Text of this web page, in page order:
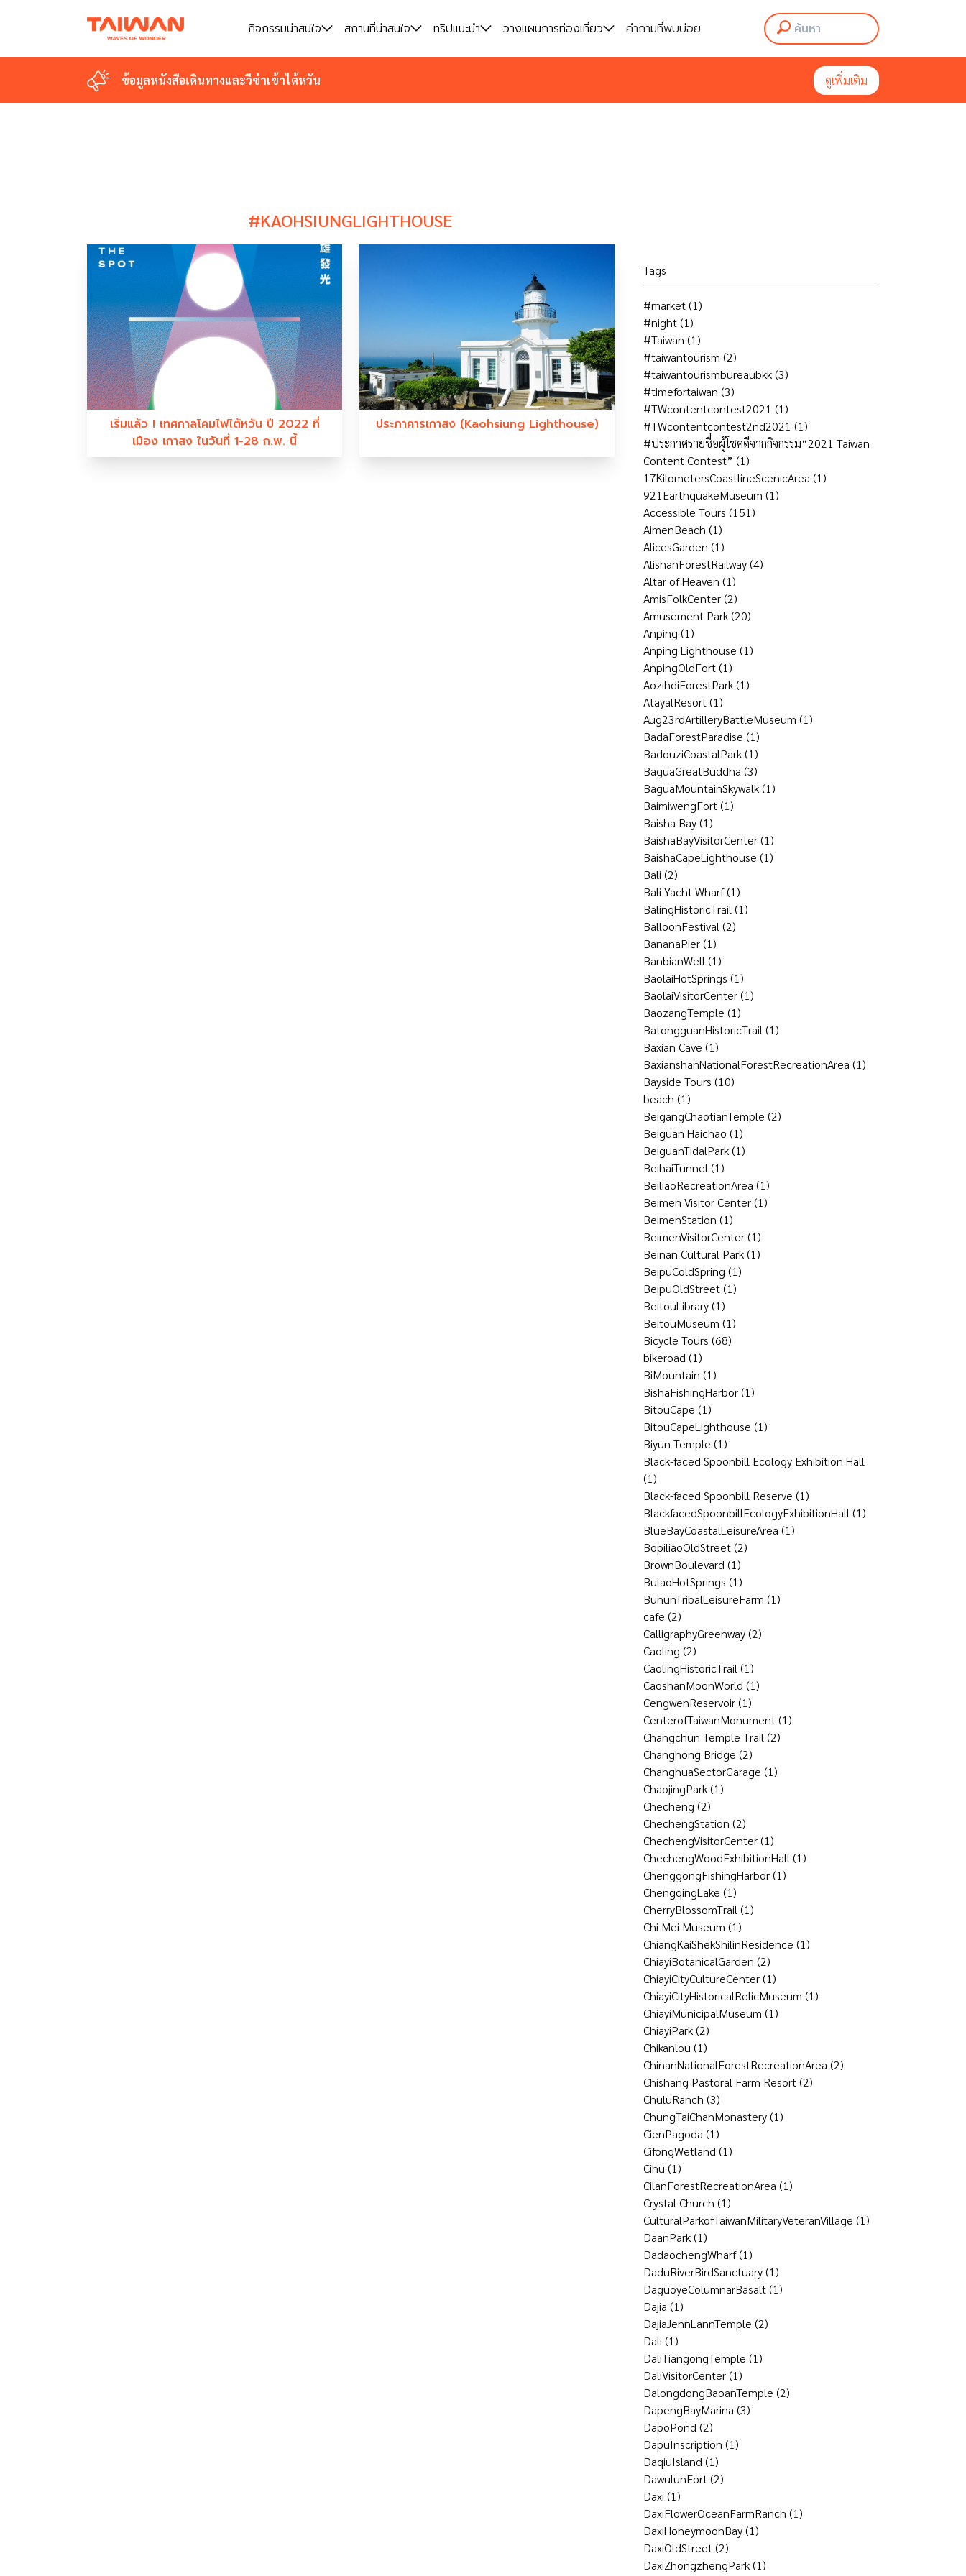
กิจกรรมน่าสนใจ สถานที่น่าสนใจ ทริปแนะนำ วางแผนการท่องเที่ยว คำถามที่พบบ่อย
ข้อมูลหนังสือเดินทางและวีซ่าเข้าไต้หวัน ดูเพิ่มเติม
กิจกรรมน่าสนใจ สถานที่น่าสนใจ ทริปแนะนำ วางแผนการท่องเที่ยว คำถามที่พบบ่อย
ข้อมูลหนังสือเดินทางและวีซ่าเข้าไต้หวัน ดูเพิ่มเติม
#KAOHSIUNGLIGHTHOUSE
เริ่มแล้ว ! เทศกาลโคมไฟไต้หวัน ปี 2022 ที่
เมือง เกาสง ในวันที่ 1-28 ก.พ. นี้
ประภาคารเกาสง (Kaohsiung Lighthouse)
Tags
#market(1)
#night(1)
#Taiwan (1)
#taiwantourism (2)
#taiwantourismbureaubkk(3)
#timefortaiwan (3)
#TWcontentcontest2021 (1)
#TWcontentcontest2nd2021 (1)
#ประกาศรายชื่อผู้โชคดีจากกิจกรรม“2021 Taiwan
Content Contest” (1)
17KilometersCoastlineScenicArea (1)
921EarthquakeMuseum (1)
Accessible Tours (151)
AimenBeach (1)
AlicesGarden (1)
AlishanForestRailway(4)
Altar of Heaven (1)
AmisFolkCenter(2)
Amusement Park(20)
Anping (1)
Anping Lighthouse (1)
AnpingOldFort(1)
AozihdiForestPark(1)
AtayalResort(1)
Aug23rdArtilleryBattleMuseum (1)
BadaForestParadise (1)
BadouziCoastalPark(1)
BaguaGreatBuddha (3)
BaguaMountainSkywalk(1)
BaimiwengFort(1)
Baisha Bay(1)
BaishaBayVisitorCenter(1)
BaishaCapeLighthouse (1)
Bali (2)
Bali Yacht Wharf(1)
BalingHistoricTrail (1)
BalloonFestival (2)
BananaPier(1)
BanbianWell (1)
BaolaiHotSprings (1)
BaolaiVisitorCenter(1)
BaozangTemple (1)
BatongguanHistoricTrail (1)
Baxian Cave (1)
BaxianshanNationalForestRecreationArea (1)
Bayside Tours (10)
beach (1)
BeigangChaotianTemple (2)
Beiguan Haichao (1)
BeiguanTidalPark(1)
BeihaiTunnel (1)
BeiliaoRecreationArea (1)
Beimen Visitor Center(1)
BeimenStation (1)
BeimenVisitorCenter(1)
Beinan Cultural Park(1)
BeipuColdSpring (1)
BeipuOldStreet(1)
BeitouLibrary(1)
BeitouMuseum (1)
Bicycle Tours (68)
bikeroad (1)
BiMountain (1)
BishaFishingHarbor(1)
BitouCape (1)
BitouCapeLighthouse (1)
Biyun Temple (1)
Black-faced Spoonbill Ecology Exhibition Hall
(1)
Black-faced Spoonbill Reserve (1)
BlackfacedSpoonbillEcologyExhibitionHall (1)
BlueBayCoastalLeisureArea (1)
BopiliaoOldStreet(2)
BrownBoulevard (1)
BulaoHotSprings (1)
BununTribalLeisureFarm (1)
cafe (2)
CalligraphyGreenway(2)
Caoling (2)
CaolingHistoricTrail (1)
CaoshanMoonWorld (1)
CengwenReservoir(1)
CenterofTaiwanMonument(1)
Changchun Temple Trail (2)
Changhong Bridge (2)
ChanghuaSectorGarage (1)
ChaojingPark(1)
Checheng (2)
ChechengStation (2)
ChechengVisitorCenter(1)
ChechengWoodExhibitionHall (1)
ChenggongFishingHarbor(1)
ChengqingLake (1)
CherryBlossomTrail (1)
Chi Mei Museum (1)
ChiangKaiShekShilinResidence (1)
ChiayiBotanicalGarden (2)
ChiayiCityCultureCenter(1)
ChiayiCityHistoricalRelicMuseum (1)
ChiayiMunicipalMuseum (1)
ChiayiPark(2)
Chikanlou (1)
ChinanNationalForestRecreationArea (2)
Chishang Pastoral Farm Resort(2)
ChuluRanch (3)
ChungTaiChanMonastery(1)
CienPagoda (1)
CifongWetland (1)
Cihu (1)
CilanForestRecreationArea (1)
Crystal Church (1)
CulturalParkofTaiwanMilitaryVeteranVillage (1)
DaanPark(1)
DadaochengWharf(1)
DaduRiverBirdSanctuary(1)
DaguoyeColumnarBasalt(1)
Dajia (1)
DajiaJennLannTemple (2)
Dali (1)
DaliTiangongTemple (1)
DaliVisitorCenter(1)
DalongdongBaoanTemple (2)
DapengBayMarina (3)
DapoPond (2)
DapuInscription (1)
DaqiuIsland (1)
DawulunFort(2)
Daxi (1)
DaxiFlowerOceanFarmRanch (1)
DaxiHoneymoonBay(1)
DaxiOldStreet(2)
DaxiZhongzhengPark(1)